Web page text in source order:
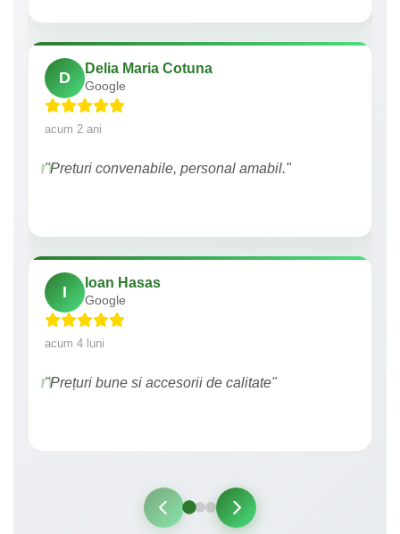
D
Delia Maria Cotuna
Google
acum 2 ani
"Preturi convenabile, personal amabil."
I
Ioan Hasas
Google
acum 4 luni
"Prețuri bune si accesorii de calitate"